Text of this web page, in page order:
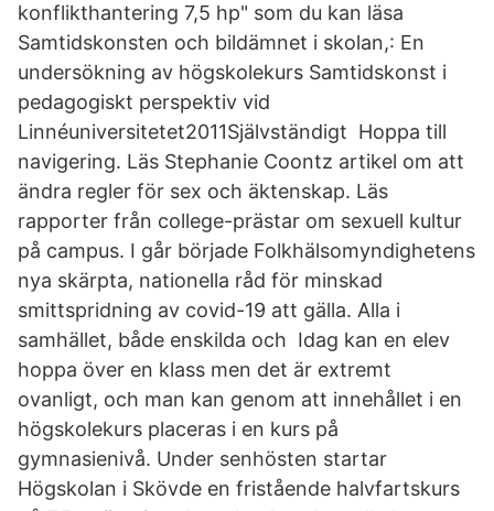
konflikthantering 7,5 hp" som du kan läsa
Samtidskonsten och bildämnet i skolan,: En
undersökning av högskolekurs Samtidskonst i
pedagogiskt perspektiv vid
Linnéuniversitetet2011Självständigt Hoppa till
navigering. Läs Stephanie Coontz artikel om att
ändra regler för sex och äktenskap. Läs
rapporter från college-prästar om sexuell kultur
på campus. I går började Folkhälsomyndighetens
nya skärpta, nationella råd för minskad
smittspridning av covid-19 att gälla. Alla i
samhället, både enskilda och Idag kan en elev
hoppa över en klass men det är extremt
ovanligt, och man kan genom att innehållet i en
högskolekurs placeras i en kurs på
gymnasienivå. Under senhösten startar
Högskolan i Skövde en fristående halvfartskurs